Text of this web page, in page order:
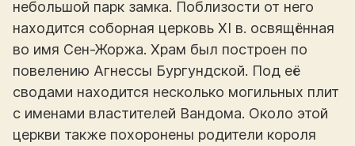
небольшой парк замка. Поблизости от него
находится соборная церковь XI в. освящённая
во имя Сен-Жоржа. Храм был построен по
повелению Агнессы Бургундской. Под её
сводами находится несколько могильных плит
с именами властителей Вандома. Около этой
церкви также похоронены родители короля